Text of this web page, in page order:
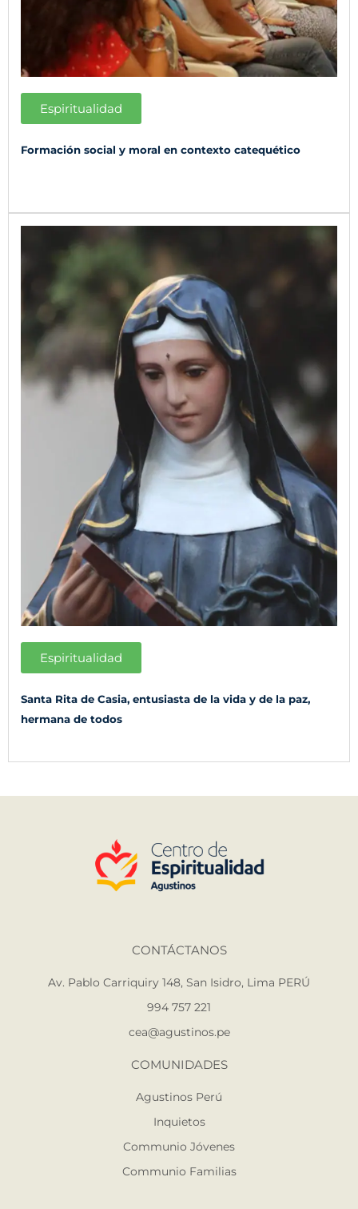
Espiritualidad
Formación social y moral en contexto catequético
Espiritualidad
Santa Rita de Casia, entusiasta de la vida y de la paz,
hermana de todos
CONTÁCTANOS
Av. Pablo Carriquiry 148, San Isidro, Lima PERÚ
994 757 221
cea@agustinos.pe
COMUNIDADES
Agustinos Perú
Inquietos
Communio Jóvenes
Communio Familias